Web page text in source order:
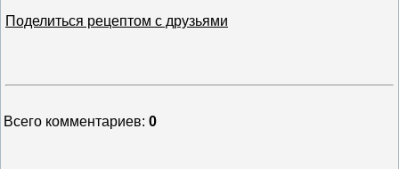
Поделиться рецептом с друзьями
Всего комментариев: 0